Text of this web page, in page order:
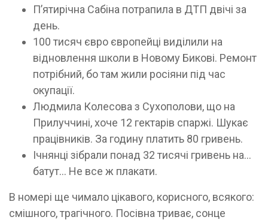
П’ятирічна Сабіна потрапила в ДТП двічі за
день.
100 тисяч євро європейці виділили на
відновлення школи в Новому Бикові. Ремонт
потрібний, бо там жили росіяни під час
окупації.
Людмила Колесова з Сухополови, що на
Прилуччині, хоче 12 гектарів спаржі. Шукає
працівників. За годину платить 80 гривень.
Ічнянці зібрали понад 32 тисячі гривень на...
батут... Не все ж плакати.
В номері ще чимало цікавого, корисного, всякого:
смішного, трагічного. Посівна триває, сонце